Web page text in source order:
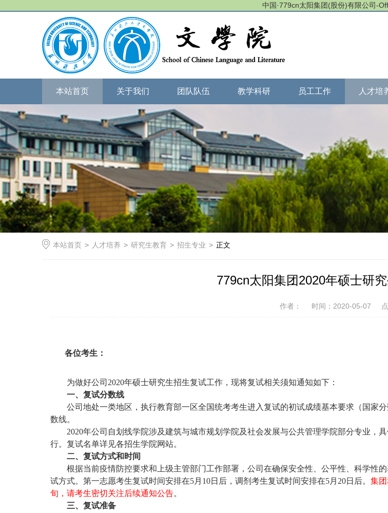
中国·779cn太阳集团(股份)有限公司-
本站首页 关于我们 团队队伍 教学科研 员工工作 人才培
本站首页 > 人才培养 > 研究生教育 > 招生专业 > 正文
779cn太阳集团2020年硕士研
作者： 时间：2020-05-07
各位考生：
为做好公司 2020年硕士研究生招生复试工作，现将复试相关须知通知如下：
一、复试分数线
公司地处一类地区，执行教育部一区全国统考考生进入复试的初试成绩基本要求（国家
数线。
2020年公司自划线学院涉及建筑与城市规划学院及社会发展与公共管理学院部分专业，
行。复试名单详见各招生学院网站。
二、复试方式和时间
根据当前疫情防控要求和上级主管部门工作部署，公司在确保安全性、公平性、科学性
试方式。第一志愿考生复试时间安排在5月10日后，调剂考生复试时间安排在5月20日后。 集
旬，请考生密切关注后续通知公告。
三、复试准备